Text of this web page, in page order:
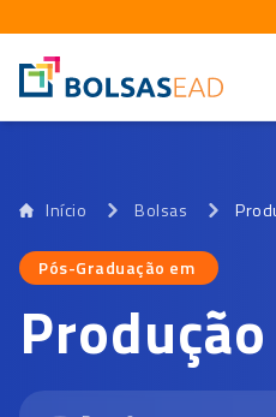
Início Bolsas
Pós-Graduação em
Pós-